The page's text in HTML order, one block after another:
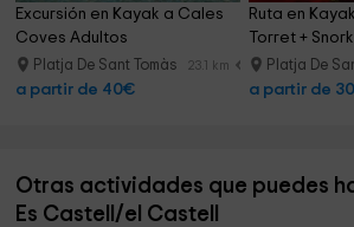
Excursión en Kayak a Cales
Coves Adultos
Platja De Sant Tomàs 23.1 km
a partir de 40€
Ruta en
Torret +
Platja De
a partir de
Otras actividades que puedes
Es Castell/el Castell